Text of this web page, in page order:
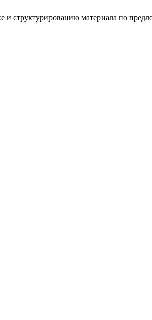
структурированию материала по